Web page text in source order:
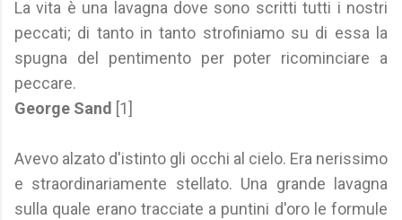
La vita è una lavagna dove sono scritti tutti i nostri
peccati; di tanto in tanto strofiniamo su di essa la
spugna del pentimento per poter ricominciare a
peccare.
George Sand [1]
Avevo alzato d'istinto gli occhi al cielo. Era nerissimo
e straordinariamente stellato. Una grande lavagna
sulla quale erano tracciate a puntini d'oro le formule